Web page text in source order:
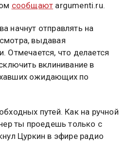
сообщают argumenti.ru.
начнут отправлять на
выдавая
Отмечается, что делается
вклинивание в
ожидающих по
путей. Как на ручной
ты проедешь только с
Цуркин в эфире радио